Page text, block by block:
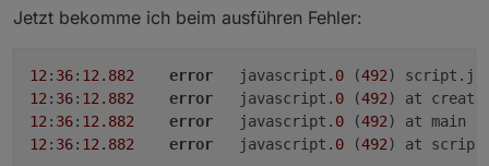
Auswahl über DPshowFederalStatesOnly
Auswahl über DPshowAllCounties
ausgewählte BL mit allen Kreisen/Städten werden
markiert
Wählen über Variable
myBL
eigene Kreise/Städte/Bundesländer werden
Jetzt bekomme ich beim ausführen Fehler:
12 : 36: 12.882 error
	javascript.
0 (492)
12 : 36: 12.882 error
	javascript.
0 (492) at
12 : 36: 12.882 error
	javascript.
0 (492) at main
12 : 36: 12.882 error
	javascript.
0 (492) at